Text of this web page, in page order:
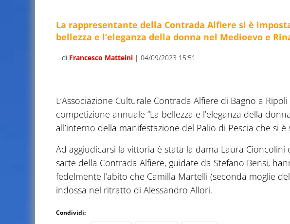
La rappresentante della Contrada Alfiere si è
bellezza e l’eleganza della donna nel Medioevo e
di Francesco Matteini | 04/09/2023 15:51
L’Associazione Culturale Contrada Alfiere di Bagno a
competizione annuale “La bellezza e l’eleganza della
all’interno della manifestazione del Palio di Pescia che si
Ad aggiudicarsi la vittoria è stata la dama Laura Cioncolini
sarte della Contrada Alfiere, guidate da Stefano Bensi,
fedelmente l’abito che Camilla Martelli (seconda moglie
indossa nel ritratto di Alessandro Allori.
Condividi: